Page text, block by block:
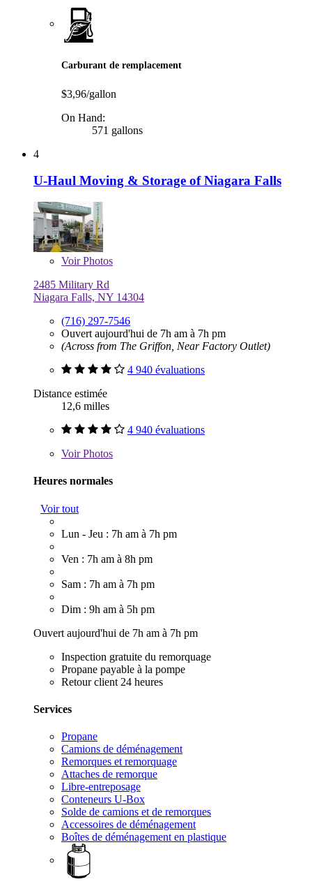
Carburant de remplacement
$3,96/gallon
On Hand:
571 gallons
4
U-Haul Moving & Storage of Niagara Falls
VoirPhotos
2485 Military Rd
Niagara Falls, NY 14304
(716) 297-7546
Ouvert aujourd'hui de 7h am à 7h pm
(Across from The Griffon, Near Factory Outlet)
4 940 évaluations
Distance estimée
12,6 milles
4 940 évaluations
VoirPhotos
Heures normales
Voir tout
Lun - Jeu : 7h am à 7h pm
Ven : 7h am à 8h pm
Sam : 7h am à 7h pm
Dim : 9h am à 5h pm
Ouvert aujourd'hui de 7h am à 7h pm
Inspection gratuite du remorquage
Propane payable à la pompe
Retour client 24 heures
Services
Propane
Camions de déménagement
Remorques et remorquage
Attaches de remorque
Libre-entreposage
Conteneurs U-Box
Solde de camions et de remorques
Accessoires de déménagement
Boîtes de déménagement en plastique